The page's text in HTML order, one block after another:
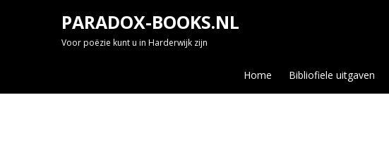
PARADOX-BOOKS.NL
Voor poëzie kunt u in Harderwijk zijn
Home Bibliofiele uitgaven